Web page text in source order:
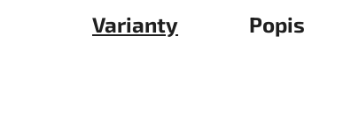
Varianty Popis